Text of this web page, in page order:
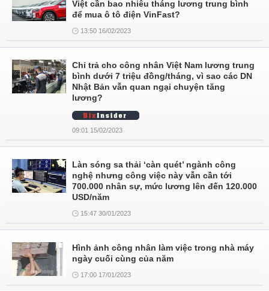
Việt cần bao nhiêu tháng lương trung bình
để mua ô tô điện VinFast?
13:50 16/02/2023
Chỉ trả cho công nhân Việt Nam lương trung
bình dưới 7 triệu đồng/tháng, vì sao các DN
Nhật Bản vẫn quan ngại chuyện tăng
lương?
09:01 15/02/2023
Làn sóng sa thải ‘càn quét’ ngành công
nghệ nhưng công việc này vẫn cần tới
700.000 nhân sự, mức lương lên đến 120.000
USD/năm
15:47 30/01/2023
Hình ảnh công nhân làm việc trong nhà máy
ngày cuối cùng của năm
17:00 17/01/2023